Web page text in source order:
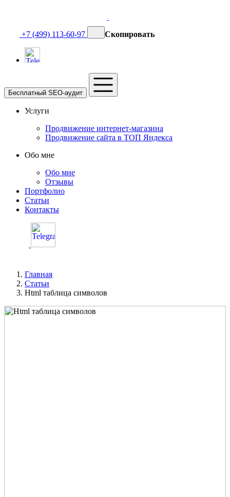
+7 (499) 113-60-97 Скопировать
Бесплатный SEO-аудит
Услуги
Продвижение интернет-магазина
Продвижение сайта в ТОП Яндекса
Обо мне
Обо мне
Отзывы
Портфолио
Статьи
Контакты
Главная
Статьи
Html таблица символов